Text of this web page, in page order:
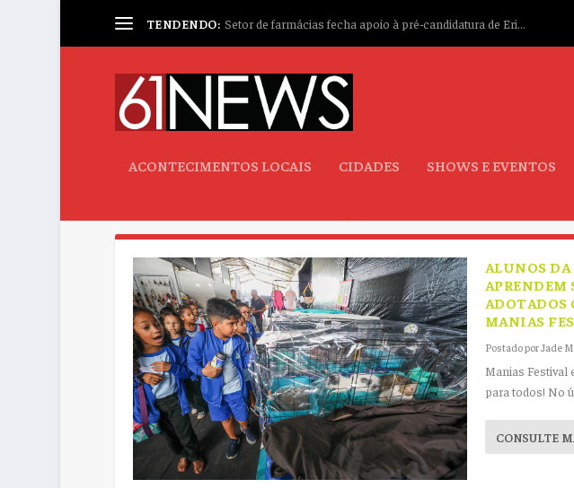
TENDENDO: Setor de farmácias fecha apoio à pré-candidatura de Eri...
ACONTECIMENTOS LOCAIS CIDADES SHOWS E EVENTOS
ALUNOS
APRENDEM
ADOTADOS
MANIAS
Postado porJade
Manias Festival
para todos! No
CONSULTE